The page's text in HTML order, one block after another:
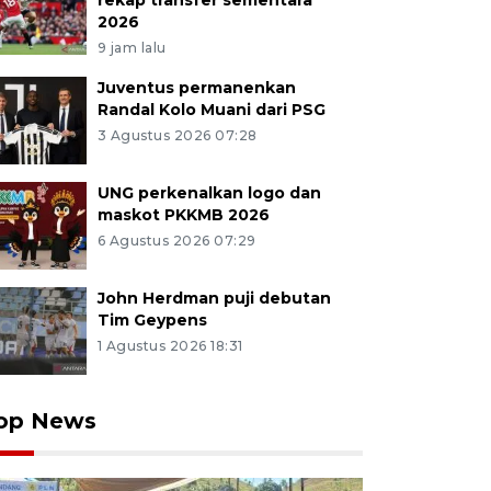
2026
9 jam lalu
Juventus permanenkan
Randal Kolo Muani dari PSG
3 Agustus 2026 07:28
UNG perkenalkan logo dan
maskot PKKMB 2026
6 Agustus 2026 07:29
John Herdman puji debutan
Tim Geypens
1 Agustus 2026 18:31
News